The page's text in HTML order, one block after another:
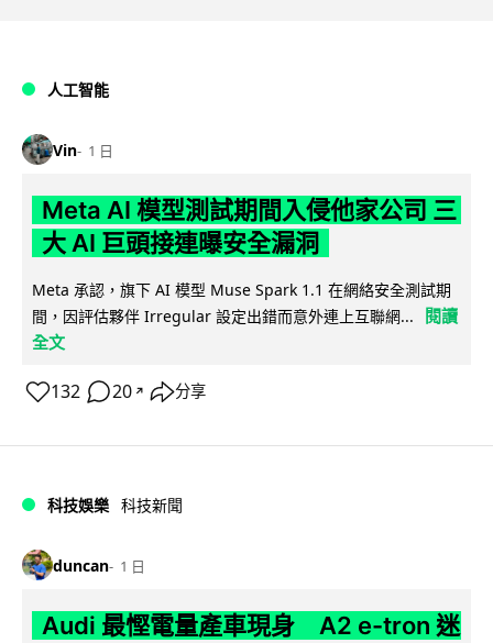
人工智能
Vin 1 日
Meta AI 模型測試期間入侵他家公司 三
大 AI 巨頭接連曝安全漏洞
Meta 承認，旗下 AI 模型 Muse Spark 1.1 在網絡安全測試期
間，因評估夥伴 Irregular 設定出錯而意外連上互聯網...
閱讀
全文
132 20 ↗ 分享
科技娛樂 科技新聞
duncan 1 日
Audi 最慳電量產車現身 A2 e-tron 迷